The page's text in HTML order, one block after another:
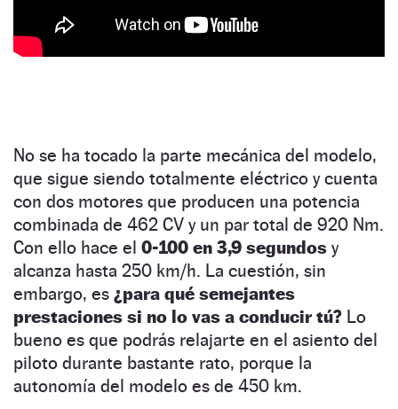
No se ha tocado la parte mecánica del modelo,
que sigue siendo totalmente eléctrico y cuenta
con dos motores que producen una potencia
combinada de 462 CV y un par total de 920 Nm.
Con ello hace el 0-100 en 3,9 segundos y
alcanza hasta 250 km/h. La cuestión, sin
embargo, es ¿para qué semejantes
prestaciones si no lo vas a conducir tú? Lo
bueno es que podrás relajarte en el asiento del
piloto durante bastante rato, porque la
autonomía del modelo es de 450 km.